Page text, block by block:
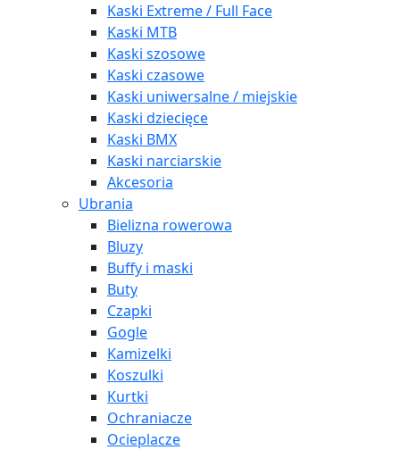
Kaski Extreme / Full Face
Kaski MTB
Kaski szosowe
Kaski czasowe
Kaski uniwersalne / miejskie
Kaski dziecięce
Kaski BMX
Kaski narciarskie
Akcesoria
Ubrania
Bielizna rowerowa
Bluzy
Buffy i maski
Buty
Czapki
Gogle
Kamizelki
Koszulki
Kurtki
Ochraniacze
Ocieplacze